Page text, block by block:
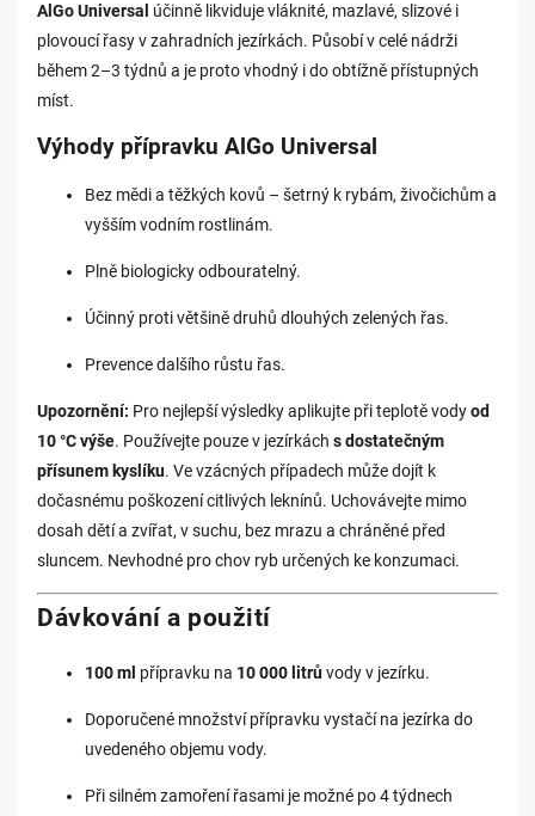
AlGo Universal účinně likviduje vláknité, mazlavé, slizové i
plovoucí řasy v zahradních jezírkách. Působí v celé nádrži
během 2–3 týdnů a je proto vhodný i do obtížně přístupných
míst.
Výhody přípravku AlGo Universal
Bez mědi a těžkých kovů – šetrný k rybám, živočichům a
vyšším vodním rostlinám.
Plně biologicky odbouratelný.
Účinný proti většině druhů dlouhých zelených řas.
Prevence dalšího růstu řas.
Upozornění: Pro nejlepší výsledky aplikujte při teplotě vodyod
10 °C výše. Používejte pouze v jezírkách s dostatečným
přísunem kyslíku. Ve vzácných případech může dojít k
dočasnému poškození citlivých leknínů. Uchovávejte mimo
dosah dětí a zvířat, v suchu, bez mrazu a chráněné před
sluncem. Nevhodné pro chov ryb určených ke konzumaci.
Dávkování a použití
100 ml přípravku na 10000 litrůvody v jezírku.
Doporučené množství přípravku vystačí na jezírka do
uvedeného objemu vody.
Při silném zamoření řasami je možné po 4 týdnech